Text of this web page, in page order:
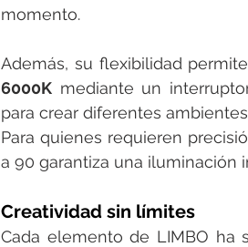
momento.
Además, su flexibilidad
6000K mediante un
para crear diferentes
Para quienes requieren
a 90 garantiza una iluminación
Creatividad sin límites
Cada elemento de LIMBO ha